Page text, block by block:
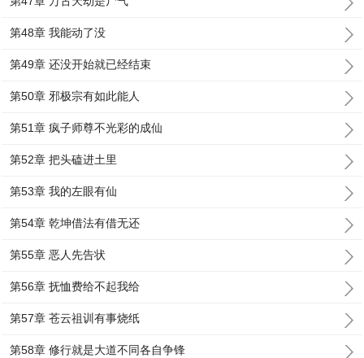
第48章 我能动了没
第49章 还没开始就已经结束
第50章 邪极宗有如此能人
第51章 疯子师尊不光彩的成仙
第52章 把头磕进土里
第53章 我的左眼有仙
第54章 乾坤借法有借无还
第55章 恶人先告状
第56章 抚恤费给不起我给
第57章 苍云祖训有事烧纸
第58章 修行就是大道不同各自争锋